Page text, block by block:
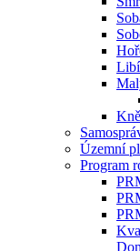
Územní
Program